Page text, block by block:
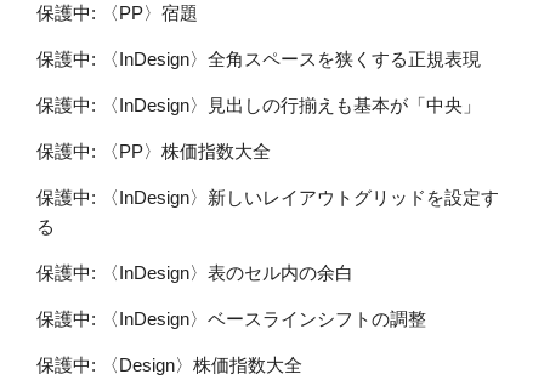
保護中: 〈PP〉宿題
保護中: 〈InDesign〉全角スペースを狭くする正規表現
保護中: 〈InDesign〉見出しの行揃えも基本が「中央」
保護中: 〈PP〉株価指数大全
保護中: 〈InDesign〉新しいレイアウトグリッドを設定す
る
保護中: 〈InDesign〉表のセル内の余白
保護中: 〈InDesign〉ベースラインシフトの調整
保護中: 〈Design〉株価指数大全